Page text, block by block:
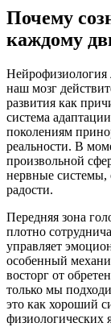
Почему
каждому
Нейрофизиология
наш мозг
развития как
система
поколениям
реальности. В
произвольной
нервные системы,
радости.
Передняя зона
плотно
управляет
особенный
восторг от
только мы
это как хороший
физиологических